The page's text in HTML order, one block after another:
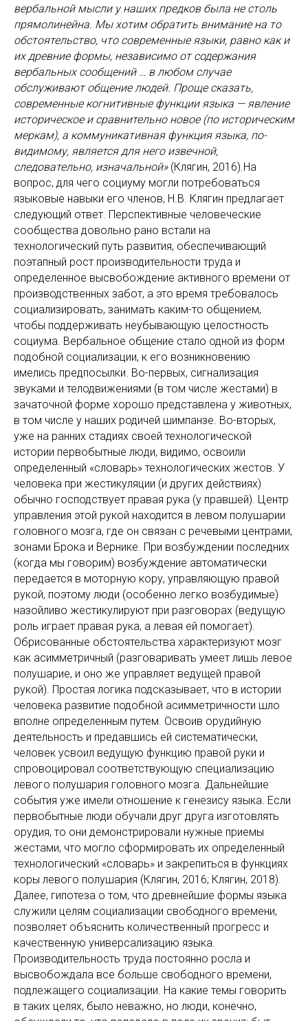
вербальной мысли у наших предков была не столь
прямолинейна. Мы хотим обратить внимание на то
обстоятельство, что современные языки, равно как и
их древние формы, независимо от содержания
вербальных сообщений … в любом случае
обслуживают общение людей. Проще сказать,
современные когнитивные функции языка — явление
историческое и сравнительно новое (по историческим
меркам), а коммуникативная функция языка, по-
видимому, является для него извечной,
следовательно, изначальной» (Клягин, 2016).На
вопрос, для чего социуму могли потребоваться
языковые навыки его членов, Н.В. Клягин предлагает
следующий ответ. Перспективные человеческие
сообщества довольно рано встали на
технологический путь развития, обеспечивающий
поэтапный рост производительности труда и
определенное высвобождение активного времени от
производственных забот, а это время требовалось
социализировать, занимать каким-то общением,
чтобы поддерживать неубывающую целостность
социума. Вербальное общение стало одной из форм
подобной социализации, к его возникновению
имелись предпосылки. Во-первых, сигнализация
звуками и телодвижениями (в том числе жестами) в
зачаточной форме хорошо представлена у животных,
в том числе у наших родичей шимпанзе. Во-вторых,
уже на ранних стадиях своей технологической
истории первобытные люди, видимо, освоили
определенный «словарь» технологических жестов. У
человека при жестикуляции (и других действиях)
обычно господствует правая рука (у правшей). Центр
управления этой рукой находится в левом полушарии
головного мозга, где он связан с речевыми центрами,
зонами Брока и Вернике. При возбуждении последних
(когда мы говорим) возбуждение автоматически
передается в моторную кору, управляющую правой
рукой, поэтому люди (особенно легко возбудимые)
назойливо жестикулируют при разговорах (ведущую
роль играет правая рука, а левая ей помогает).
Обрисованные обстоятельства характеризуют мозг
как асимметричный (разговаривать умеет лишь левое
полушарие, и оно же управляет ведущей правой
рукой). Простая логика подсказывает, что в истории
человека развитие подобной асимметричности шло
вполне определенным путем. Освоив орудийную
деятельность и предавшись ей систематически,
человек усвоил ведущую функцию правой руки и
спровоцировал соответствующую специализацию
левого полушария головного мозга. Дальнейшие
события уже имели отношение к генезису языка. Если
первобытные люди обучали друг друга изготовлять
орудия, то они демонстрировали нужные приемы
жестами, что могло сформировать их определенный
технологический «словарь» и закрепиться в функциях
коры левого полушария (Клягин, 2016; Клягин, 2018).
Далее, гипотеза о том, что древнейшие формы языка
служили целям социализации свободного времени,
позволяет объяснить количественный прогресс и
качественную универсализацию языка.
Производительность труда постоянно росла и
высвобождала все больше свободного времени,
подлежащего социализации. На какие темы говорить
в таких целях, было неважно, но люди, конечно,